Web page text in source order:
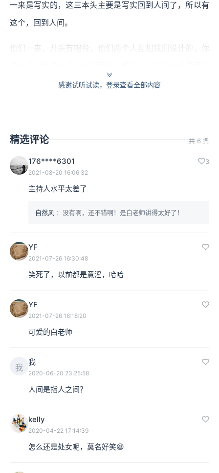
一来是写实的，这三本头主要是写实回到人间了，所以有
这个，回到人间。
他们一来，开头有唱段，他们两个人互相我们设计的，你
真人了，两个真的，不是鬼了，也不是梦了，两个真人这
把双飞路排 叹从此天涯，（从此天
涯）。叹三年此居，三年此埋。死不能归，活了才回 ”。两
嘛，但是唱起来杜丽娘还是有点伤感的，虽然两个人想的
是好不容易回生了，原来在这个孤坟里边，做了孤魂野鬼
待了那么久。
本集编辑：dy，Dany
感谢试听试读，登录查看全部内容
精选评论 共 6 条
176****6301 3
2021-08-20 16:06:32
主持人水平太差了
自然风 ：没有啊，还不错啊！是白老师讲得太好了！
YF
2021-07-26 16:30:48
笑死了，以前都是意淫，哈哈
YF
2021-07-26 16:18:20
可爱的白老师
我
我
2020-06-20 23:25:58
人间是指人之间？
kelly
2020-04-22 17:14:39
怎么还是处女呢，莫名好笑😆